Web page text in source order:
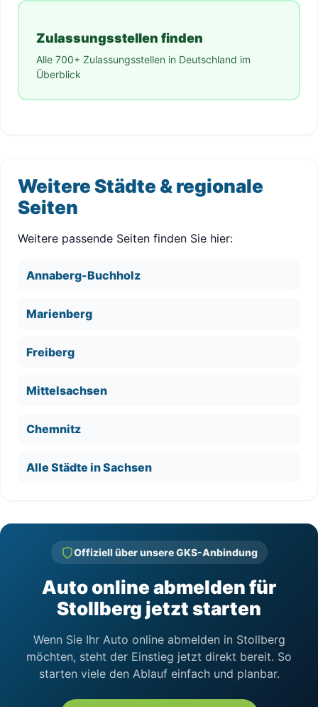
Zulassungsstellen finden
Alle 700+ Zulassungsstellen in Deutschland im
Überblick
Weitere Städte & regionale
Seiten
Weitere passende Seiten finden Sie hier:
Annaberg-Buchholz
Marienberg
Freiberg
Mittelsachsen
Chemnitz
Alle Städte in Sachsen
Offiziell über unsere GKS-Anbindung
Auto online abmelden für
Stollberg jetzt starten
Wenn Sie Ihr Auto online abmelden in Stollberg
möchten, steht der Einstieg jetzt direkt bereit. So
starten viele den Ablauf einfach und planbar.